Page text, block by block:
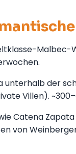
Malbec-
unterhalb der
Villen).
Catena
von